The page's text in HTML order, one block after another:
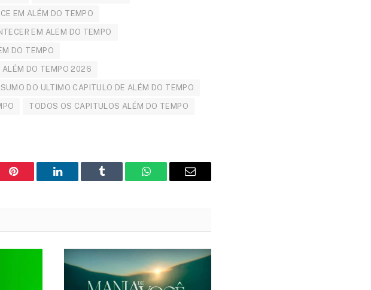
EM ALÉM DO TEMPO
EM ALEM DO TEMPO
DO TEMPO
ALÉM DO TEMPO 2026
DO ULTIMO CAPITULO DE ALÉM DO TEMPO
TODOS OS CAPITULOS ALÉM DO TEMPO
Pinterest LinkedIn Tumblr WhatsAppEmail